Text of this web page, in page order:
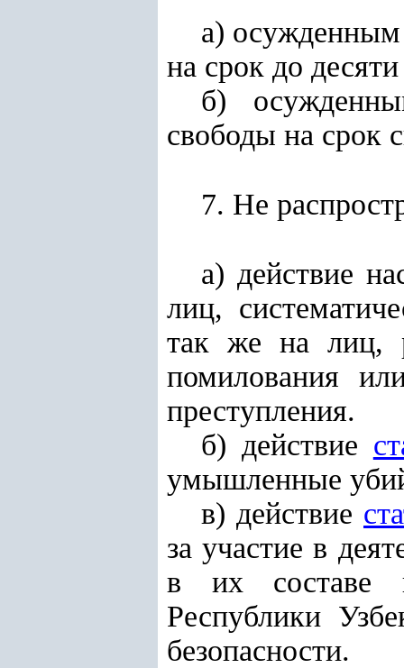
а)
на срок до
б)
свободы на срок
7. Не
а) действие
лиц,
так же на лиц,
помилования
преступления.
б) действие
умышленные
в) действие
за участие в
в их составе
Республики
безопасности.